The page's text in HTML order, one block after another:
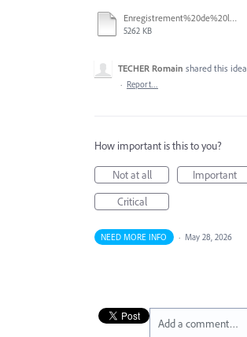
Enregistrement%20de%20l%E2%80%99e%CC%81cran%202026-05-12%20a%CC%80%2018.30.31_1.mp4
5262 KB
TECHER Romain shared this idea
· Report…
How important is this to you?
Not at all
Important
Critical
NEED MORE INFO · May 28, 2026
Add a comment…